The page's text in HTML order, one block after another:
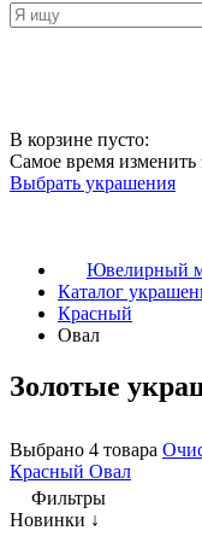
В корзине пусто:
Самое время изменить
Выбрать украшения
Ювелирный
Каталог
Красный
Овал
Золотые
Выбрано 4 товара
Красный Овал
Фильтры
Новинки ↓